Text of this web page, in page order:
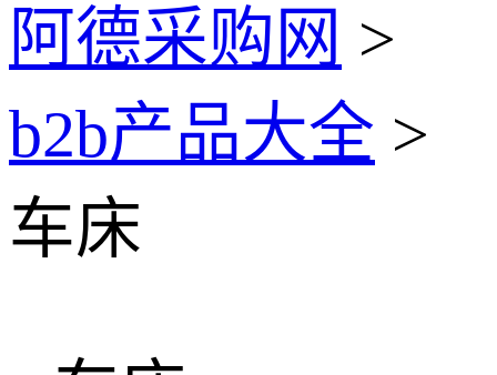
阿德采购网 >
b2b产品大全 >
车床